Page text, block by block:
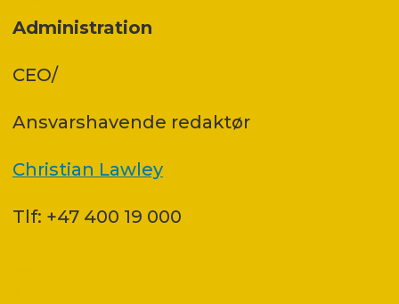
Administration
CEO/
Ansvars­havende redaktør
Christian Lawley
Tlf: +47 400 19 000